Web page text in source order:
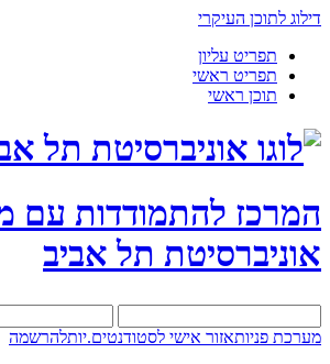
דילוג לתוכן העיקרי
תפריט עליון
תפריט ראשי
תוכן ראשי
המרכז להתמודדות עם
אוניברסיטת תל אביב
מערכת פניותאזור אישי לסטודנטים.יותלהרשמה